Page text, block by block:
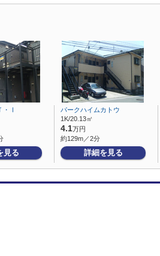
・Ⅰ
見る
パークハイムカトウ
1K/20.13㎡
4.1万円
約129m／2分
詳細を見る